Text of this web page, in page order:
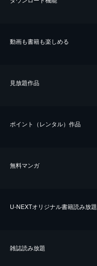
動画も書籍も楽しめる
⾒放題作品
ポイント（レンタル）作品
無料マンガ
U-NEXTオリジナル書籍読み放題
雑誌読み放題